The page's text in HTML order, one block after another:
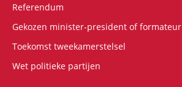
Referendum
Gekozen minister-president of formateur
Toekomst tweekamerstelsel
Wet politieke partijen